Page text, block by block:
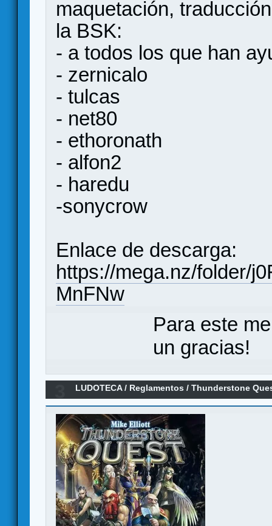
maquetación,
la BSK:
- a todos los que han
- zernicalo
- tulcas
- net80
- ethoronath
- alfon2
- haredu
-sonycrow
Enlace de descarga:
https://mega.nz/folder/
MnFNw
Para este
un gracias!
LUDOTECA/ Reglamentos /Thunderstone